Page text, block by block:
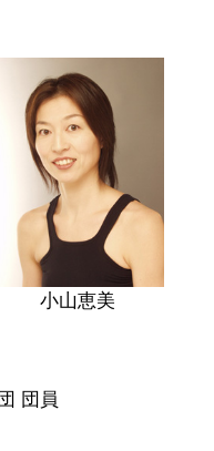
小山恵美
団員